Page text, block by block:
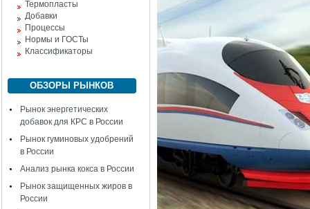
Термопласты
Добавки
Процессы
Нормы и ГОСТы
Классификаторы
ОБЗОРЫ РЫНКОВ
Рынок энергетических
добавок для КРС в России
Рынок гуминовых удобрений
в России
Анализ рынка кокса в России
Рынок защищенных жиров в
России